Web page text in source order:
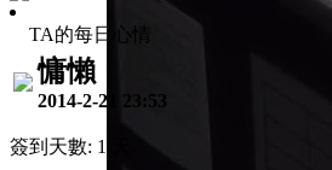
TA的每日心情
慵懶
2014-2-21 23:53
簽到天數: 1 天